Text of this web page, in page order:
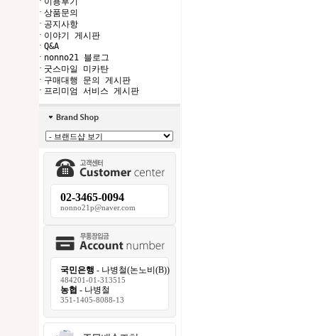
· 상품문의
· 공지사항
· 이야기 게시판
· Q&A
· nonno21 블로그
· 굿스마일 미카탄
· 구매대행 문의 게시판
· 프리미엄 서비스 게시판
02-3465-0094
nonno21p@naver.com
국민은행 - 나병철(논노비(B))
484201-01-313515
농협 - 나병철
351-1405-8088-13